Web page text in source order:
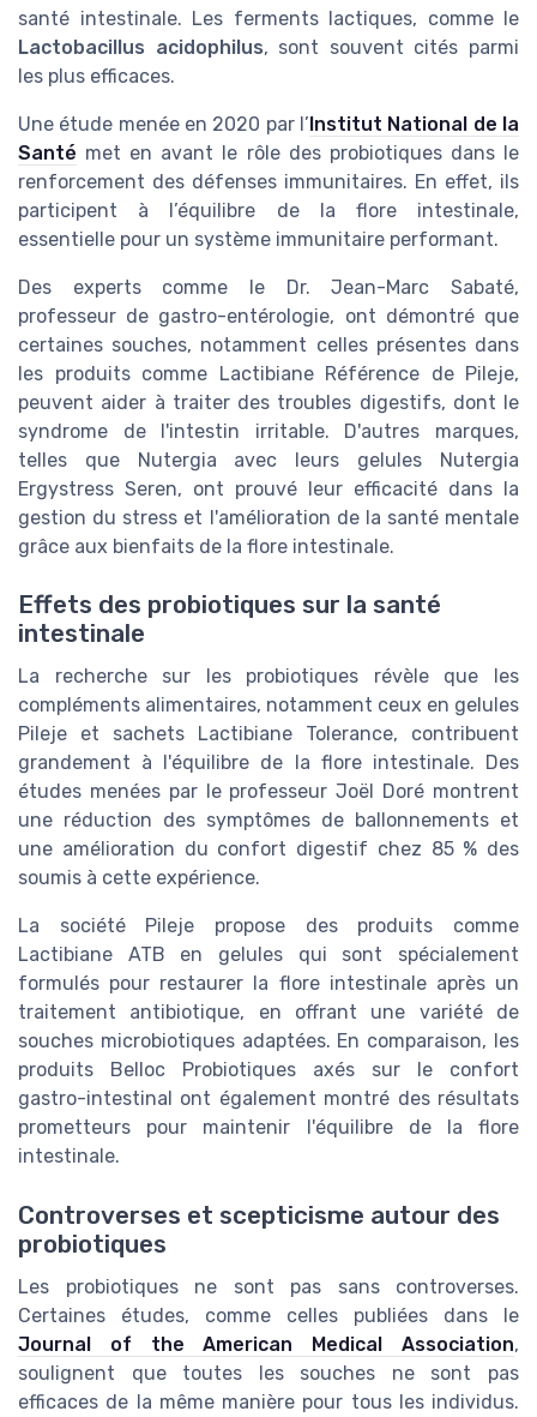
santé intestinale. Les ferments lactiques, comme le
Lactobacillus acidophilus, sont souvent cités parmi
les plus efficaces.
Une étude menée en 2020 par l’Institut National de la
Santé met en avant le rôle des probiotiques dans le
renforcement des défenses immunitaires. En effet, ils
participent à l’équilibre de la flore intestinale,
essentielle pour un système immunitaire performant.
Des experts comme le Dr. Jean-Marc Sabaté,
professeur de gastro-entérologie, ont démontré que
certaines souches, notamment celles présentes dans
les produits comme Lactibiane Référence de Pileje,
peuvent aider à traiter des troubles digestifs, dont le
syndrome de l'intestin irritable. D'autres marques,
telles que Nutergia avec leurs gelules Nutergia
Ergystress Seren, ont prouvé leur efficacité dans la
gestion du stress et l'amélioration de la santé mentale
grâce aux bienfaits de la flore intestinale.
Effets des probiotiques sur la santé
intestinale
La recherche sur les probiotiques révèle que les
compléments alimentaires, notamment ceux en gelules
Pileje et sachets Lactibiane Tolerance, contribuent
grandement à l'équilibre de la flore intestinale. Des
études menées par le professeur Joël Doré montrent
une réduction des symptômes de ballonnements et
une amélioration du confort digestif chez 85 % des
soumis à cette expérience.
La société Pileje propose des produits comme
Lactibiane ATB en gelules qui sont spécialement
formulés pour restaurer la flore intestinale après un
traitement antibiotique, en offrant une variété de
souches microbiotiques adaptées. En comparaison, les
produits Belloc Probiotiques axés sur le confort
gastro-intestinal ont également montré des résultats
prometteurs pour maintenir l'équilibre de la flore
intestinale.
Controverses et scepticisme autour des
probiotiques
Les probiotiques ne sont pas sans controverses.
Certaines études, comme celles publiées dans le
Journal of the American Medical Association,
soulignent que toutes les souches ne sont pas
efficaces de la même manière pour tous les individus.